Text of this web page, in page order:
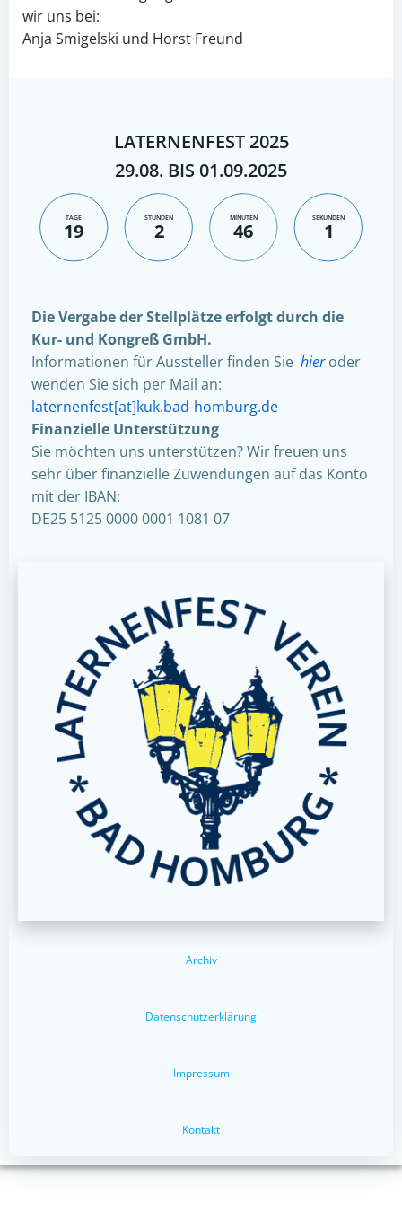
wir uns bei:
Anja Smigelski und Horst Freund
LATERNENFEST 2025
29.08. BIS 01.09.2025
TAGE
19
STUNDEN
2
MINUTEN
45
SEKUNDEN
59
Die Vergabe der Stellplätze erfolgt durch die
Kur- und Kongreß GmbH.
Informationen für Aussteller finden Sie hieroder
wenden Sie sich per Mail an:
laternenfest[at]kuk.bad-homburg.de
Finanzielle Unterstützung
Sie möchten uns unterstützen? Wir freuen uns
sehr über finanzielle Zuwendungen auf das Konto
mit der IBAN:
DE25 5125 0000 0001 1081 07
Archiv
Datenschutzerklärung
Impressum
Kontakt